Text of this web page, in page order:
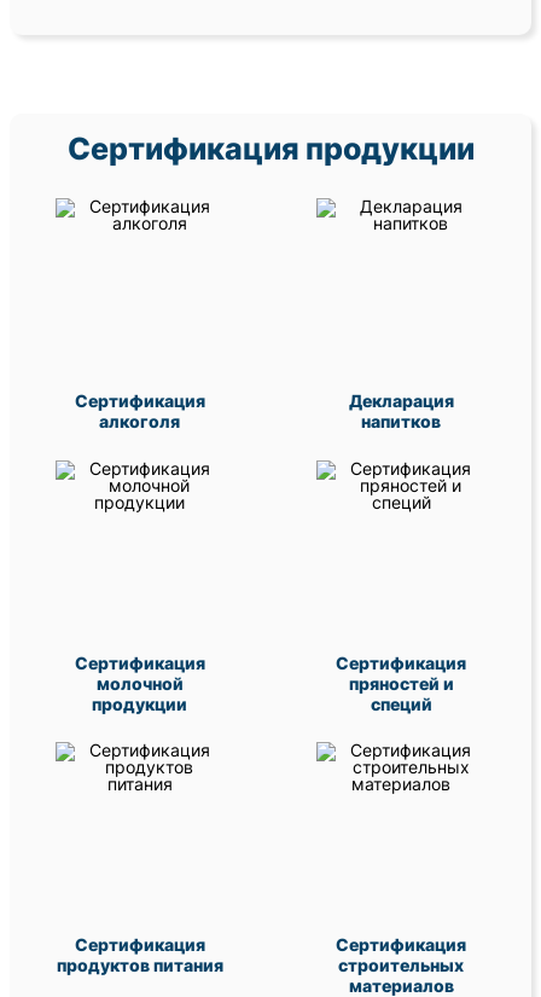
Сертификация продукции
Сертификация
алкоголя
Декларация
напитков
Сертификация
молочной
продукции
Сертификация
пряностей и
специй
Сертификация
продуктов питания
Сертификация
строительных
материалов